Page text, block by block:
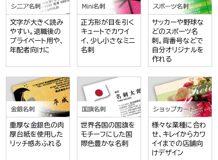
文字が大きく読み
やすい。退職後の
プライベート用や、
年配者向けに
正方形が目を引く
キュートでカワイ
イ、少し小さなミニ
名刺
サッカーや野球な
どのスポーツ名
刺。背番号などで
自分オリジナルを
作れる
重厚な金銀色の肉
厚台紙を使用した
リッチ感あふれる
世界各国の国旗を
モチーフにした国
際色豊かな名刺
様々な業種に合わ
せ、キレイからカワ
イイまでの店舗向
けデザイン